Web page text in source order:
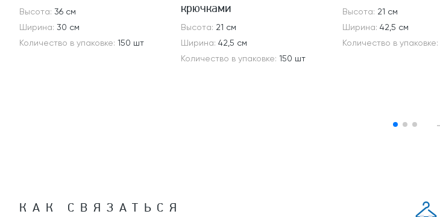
Высота: 36 см
Ширина: 30 см
Количество в упаковке: 150 шт
крючками
Высота: 21 см
Ширина: 42,5 см
Количество в упаковке: 150 шт
Высота: 21 см
Ширина: 42,5 см
Количество в упаковке:
КАК СВЯЗАТЬСЯ